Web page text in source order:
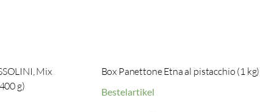
Mix
g)
Box Panettone Etna al pistacchio (1 kg)
Bestelartikel